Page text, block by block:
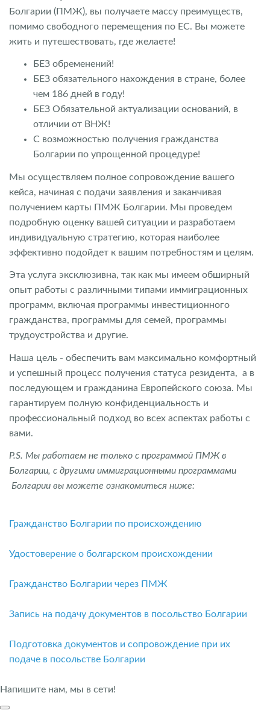
Болгарии (ПМЖ), вы получаете массу преимуществ,
помимо свободного перемещения по ЕС. Вы можете
жить и путешествовать, где желаете!
БЕЗ обременений!
БЕЗ обязательного нахождения в стране, более
чем 186 дней в году!
БЕЗ Обязательной актуализации оснований, в
отличии от ВНЖ!
С возможностью получения гражданства
Болгарии по упрощенной процедуре!
Мы осуществляем полное сопровождение вашего
кейса, начиная с подачи заявления и заканчивая
получением карты ПМЖ Болгарии. Мы проведем
подробную оценку вашей ситуации и разработаем
индивидуальную стратегию, которая наиболее
эффективно подойдет к вашим потребностям и целям.
Эта услуга эксклюзивна, так как мы имеем обширный
опыт работы с различными типами иммиграционных
программ, включая программы инвестиционного
гражданства, программы для семей, программы
трудоустройства и другие.
Наша цель - обеспечить вам максимально комфортный
и успешный процесс получения статуса резидента, а в
последующем и гражданина Европейского союза. Мы
гарантируем полную конфиденциальность и
профессиональный подход во всех аспектах работы с
вами.
P.S. Мы работаем не только с программой ПМЖ в
Болгарии, с другими иммиграционными программами
Болгарии вы можете ознакомиться ниже:
Гражданство Болгарии по происхождению
Удостоверение о болгарском происхождении
Гражданство Болгарии через ПМЖ
Запись на подачу документов в посольство Болгарии
Подготовка документов и сопровождение при их
подаче в посольстве Болгарии
Напишите нам, мы в сети!